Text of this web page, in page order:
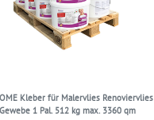
Kleber für Malervlies Renoviervlies
1 Pal. 512 kg max. 3360 qm